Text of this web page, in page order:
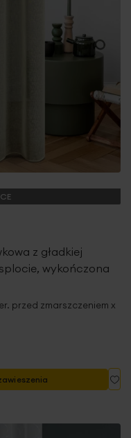
z gładkiej
wykończona
przed zmarszczeniem x